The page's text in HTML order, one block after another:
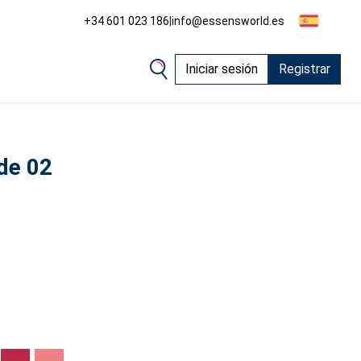
+34 601 023 186|info@essensworld.es
Iniciar sesión Registrar
02